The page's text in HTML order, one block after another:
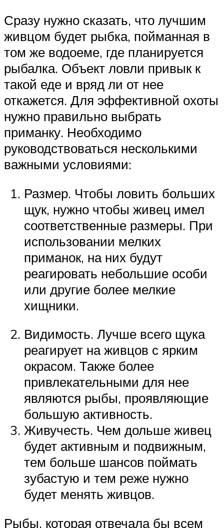
Сразу нужно сказать, что лучшим
живцом будет рыбка, пойманная в
том же водоеме, где планируется
рыбалка. Объект ловли привык к
такой еде и вряд ли от нее
откажется. Для эффективной охоты
нужно правильно выбрать
приманку. Необходимо
руководствоваться несколькими
важными условиями:
Размер. Чтобы ловить больших
щук, нужно чтобы живец имел
соответственные размеры. При
использовании мелких
приманок, на них будут
реагировать небольшие особи
или другие более мелкие
хищники.
Видимость. Лучше всего щука
реагирует на живцов с ярким
окрасом. Также более
привлекательными для нее
являются рыбы, проявляющие
большую активность.
Живучесть. Чем дольше живец
будет активным и подвижным,
тем больше шансов поймать
зубастую и тем реже нужно
будет менять живцов.
Рыбы, которая отвечала бы всем